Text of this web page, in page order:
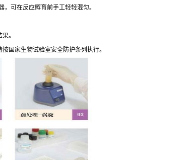
，可在反应孵育前手工轻轻混匀。
。
国家生物试验室安全防护条列执行。